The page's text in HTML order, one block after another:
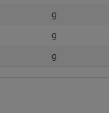
g
g
g